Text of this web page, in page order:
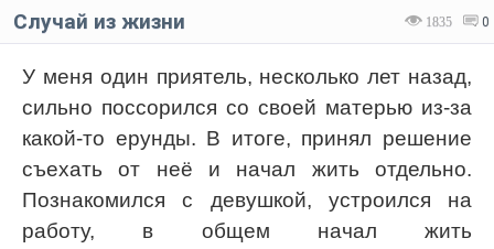
1835 0
Случай из жизни
У меня один приятель, несколько лет назад,
сильно поссорился со своей матерью из-за
какой-то ерунды. В итоге, принял решение
съехать от неё и начал жить отдельно.
Познакомился с девушкой, устроился на
работу, в общем начал жить